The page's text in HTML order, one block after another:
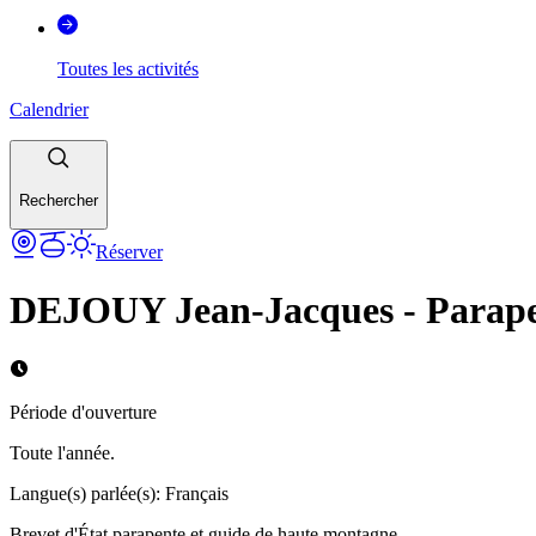
Toutes les activités
Calendrier
Rechercher
Réserver
DEJOUY Jean-Jacques -
Période d'ouverture
Toute l'année.
Langue(s) parlée(s): Français